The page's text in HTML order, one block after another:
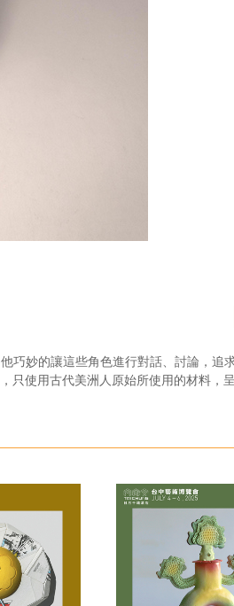
巧妙的讓這些角色進行對話、討論，追
只使用古代美洲人原始所使用的材料，